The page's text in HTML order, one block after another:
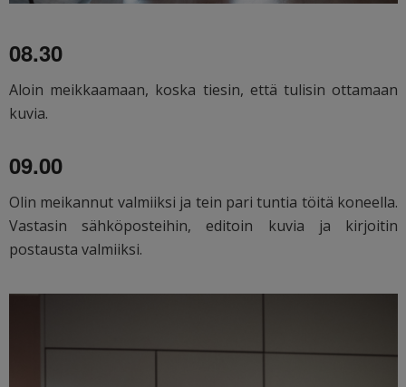
08.30
Aloin meikkaamaan, koska tiesin, että tulisin ottamaan
kuvia.
09.00
Olin meikannut valmiiksi ja tein pari tuntia töitä koneella.
Vastasin sähköposteihin, editoin kuvia ja kirjoitin
postausta valmiiksi.